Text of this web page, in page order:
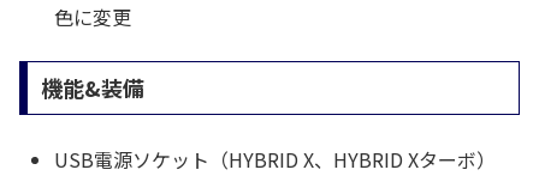
色に変更
機能&装備
USB電源ソケット（HYBRID X、HYBRID Xターボ）